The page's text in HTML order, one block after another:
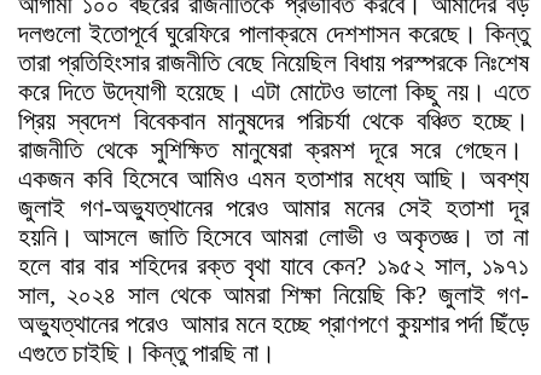
দলগুলো ইতোপূর্বে ঘুরেফিরে পালাক্রমে দেশশাসন করেছে। কিন্তু
তারা প্রতিহিংসার রাজনীতি বেছে নিয়েছিল বিধায় পরস্পরকে নিঃশেষ
করে দিতে উদ্যোগী হয়েছে। এটা মোটেও ভালো কিছু নয়। এতে
প্রিয় স্বদেশ বিবেকবান মানুষদের পরিচর্যা থেকে বঞ্চিত হচ্ছে।
রাজনীতি থেকে সুশিক্ষিত মানুষেরা ক্রমশ দূরে সরে গেছেন।
একজন কবি হিসেবে আমিও এমন হতাশার মধ্যে আছি। অবশ্য
জুলাই গণ-অভ্যুত্থানের পরেও আমার মনের সেই হতাশা দূর
হয়নি। আসলে জাতি হিসেবে আমরা লোভী ও অকৃতজ্ঞ। তা না
হলে বার বার শহিদের রক্ত বৃথা যাবে কেন? ১৯৫২ সাল, ১৯৭১
সাল, ২০২৪ সাল থেকে আমরা শিক্ষা নিয়েছি কি? জুলাই গণ-
অভ্যুত্থানের পরেও আমার মনে হচ্ছে প্রাণপণে কুয়শার পর্দা ছিঁড়ে
এগুতে চাইছি। কিন্তু পারছি না।